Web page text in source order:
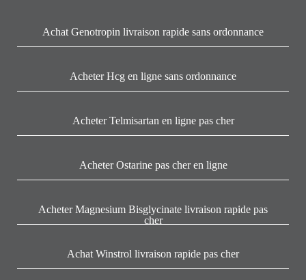
Achat Genotropin livraison rapide sans ordonnance
Acheter Hcg en ligne sans ordonnance
Acheter Telmisartan en ligne pas cher
Acheter Ostarine pas cher en ligne
Acheter Magnesium Bisglycinate livraison rapide pas
cher
Achat Winstrol livraison rapide pas cher